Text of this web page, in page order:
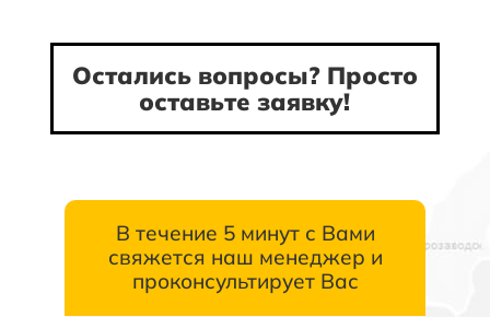
Остались вопросы? Просто
оставьте заявку!
В течение 5 минут с Вами
свяжется наш менеджер и
проконсультирует Вас